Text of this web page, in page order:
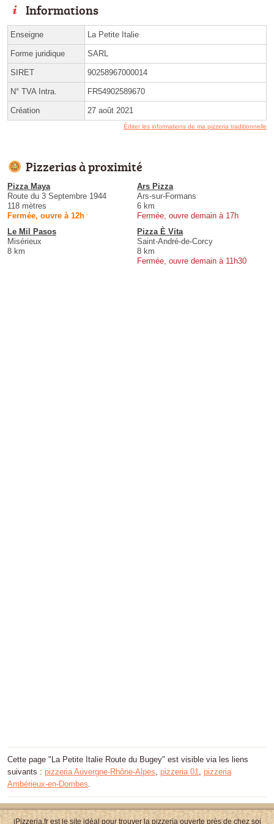
Informations
Enseigne La Petite Italie
Forme juridique SARL
SIRET 90258967000014
N° TVA Intra. FR54902589670
Création 27 août 2021
Éditer les informations de ma pizzeria traditionnelle
Pizzerias à proximité
Pizza Maya
Route du 3 Septembre 1944
118 mètres
Fermée, ouvre à 12h
Ars Pizza
Ars-sur-Formans
6 km
Fermée, ouvre demain à 17h
Le Mil Pasos
Misérieux
8 km
Pizza È Vita
Saint-André-de-Corcy
8 km
Fermée, ouvre demain à 11h30
Cette page "La Petite Italie Route du Bugey" est visible via les liens
suivants : pizzeria Auvergne-Rhône-Alpes pizzeria 01
pizzeria
Ambérieux-en-Dombes
iPizzeria.fr est le site idéal pour trouver la pizzeria ouverte près de chez soi